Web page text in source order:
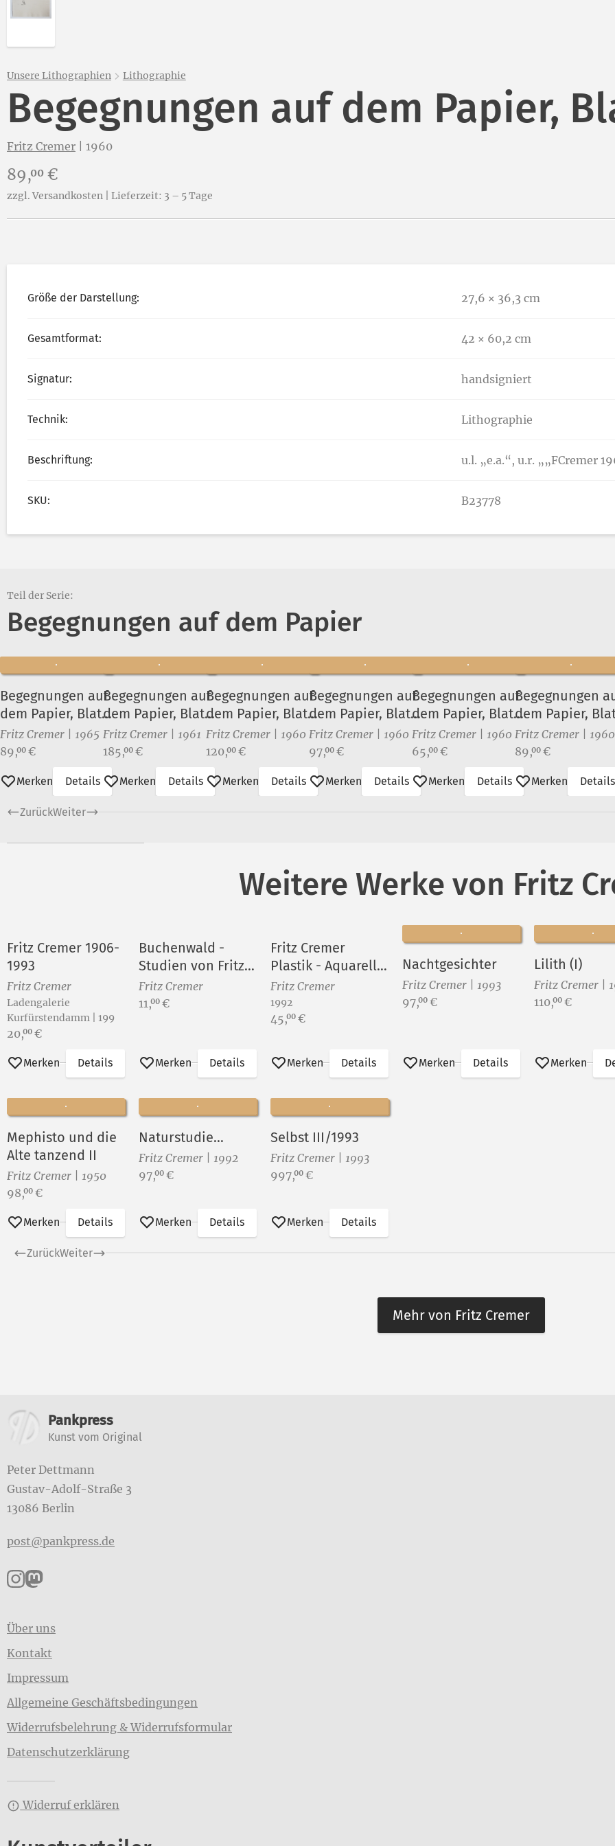
Unsere Lithographien Lithographie
Begegnungen auf dem Papier,
Fritz Cremer 1960
Preis:
89,00 €
zzgl. Versandkosten | Lieferzeit: 3 – 5 Tage
Größe der Darstellung: 27,6 × 36,3 cm
Gesamtformat: 42 × 60,2 cm
Signatur: handsigniert
Technik: Lithographie
Beschriftung: u.l. „e.a.“, u.r. „„FCremer
SKU: B23778
Teil der Serie:
Begegnungen auf dem Papier
Begegnungen auf
dem Papier, Blatt
18
Fritz Cremer | 1965
Preis:
89,00 €
Merken Details
Begegnungen auf
dem Papier, Blatt
15
Fritz Cremer | 1961
Preis:
185,00 €
Merken Details
Begegnungen auf
dem Papier, Blatt
13
Fritz Cremer | 1960
Preis:
120,00 €
Merken Details
Begegnungen auf
dem Papier, Blatt
7
Fritz Cremer | 1960
Preis:
97,00 €
Merken Details
Begegnungen auf
dem Papier, Blatt
6
Fritz Cremer | 1960
Preis:
65,00 €
Merken Details
Begegnungen
dem Papier,
4
Fritz Cremer | 1960
Preis:
89,00 €
Merken Details
ZurückWeiter
Weitere Werke von Fritz
Fritz Cremer 1906-
1993
Fritz Cremer
Ladengalerie
Kurfürstendamm | 199
Preis:
20,00 €
Merken Details
Buchenwald -
Studien von Fritz
Cremer
Fritz Cremer
Preis:
11,00 €
Merken Details
Fritz Cremer
Plastik - Aquarelle
- Druckgraphik
Fritz Cremer
1992
Preis:
45,00 €
Merken Details
Nachtgesichter
Fritz Cremer | 1993
Preis:
97,00 €
Merken Details
Lilith (I)
Fritz Cremer |
Preis:
110,00 €
Merken
Mephisto und die
Alte tanzend II
Fritz Cremer | 1950
Preis:
98,00 €
Merken Details
Naturstudie...
Fritz Cremer | 1992
Preis:
97,00 €
Merken Details
Selbst III/1993
Fritz Cremer | 1993
Preis:
997,00 €
Merken Details
ZurückWeiter
Mehr von Fritz Cremer
Weitere Informationen
Pankpress
Kunst vom Original
Peter Dettmann
Gustav-Adolf-Straße 3
13086 Berlin
post@pankpress.de
Pankpress auf Instagram
Pankpress auf Mastodon
Über uns
Kontakt
Impressum
Allgemeine Geschäftsbedingungen
Widerrufsbelehrung & Widerrufsformular
Datenschutzerklärung
Widerruf erklären